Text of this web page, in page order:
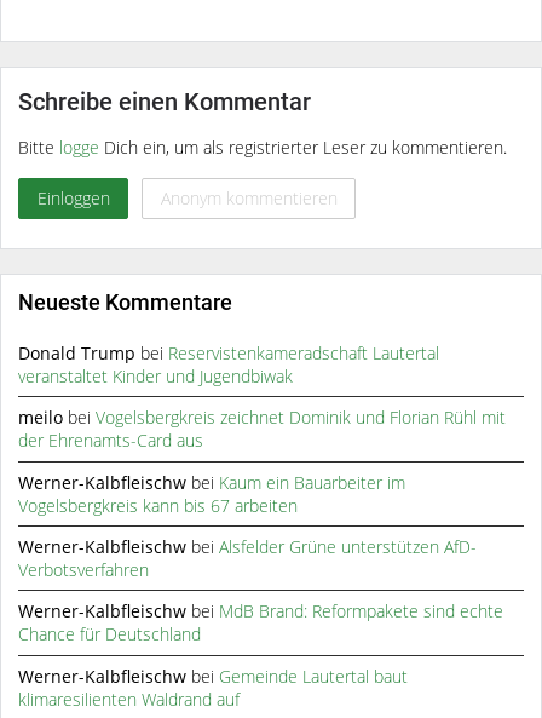
Schreibe einen Kommentar
Bitte logge Dich ein, um als registrierter Leser zu kommentieren.
Einloggen Anonym kommentieren
Neueste Kommentare
Donald Trump bei Reservistenkameradschaft Lautertal
veranstaltet Kinder und Jugendbiwak
meilo beiVogelsbergkreis zeichnet Dominik und Florian Rühl mit
der Ehrenamts-Card aus
Werner-Kalbfleischw bei Kaum ein Bauarbeiter im
Vogelsbergkreis kann bis 67 arbeiten
Werner-Kalbfleischw beiAlsfelder Grüne unterstützen AfD-
Verbotsverfahren
Werner-Kalbfleischw bei MdB Brand: Reformpakete sind echte
Chance für Deutschland
Werner-Kalbfleischw bei Gemeinde Lautertal baut
klimaresilienten Waldrand auf